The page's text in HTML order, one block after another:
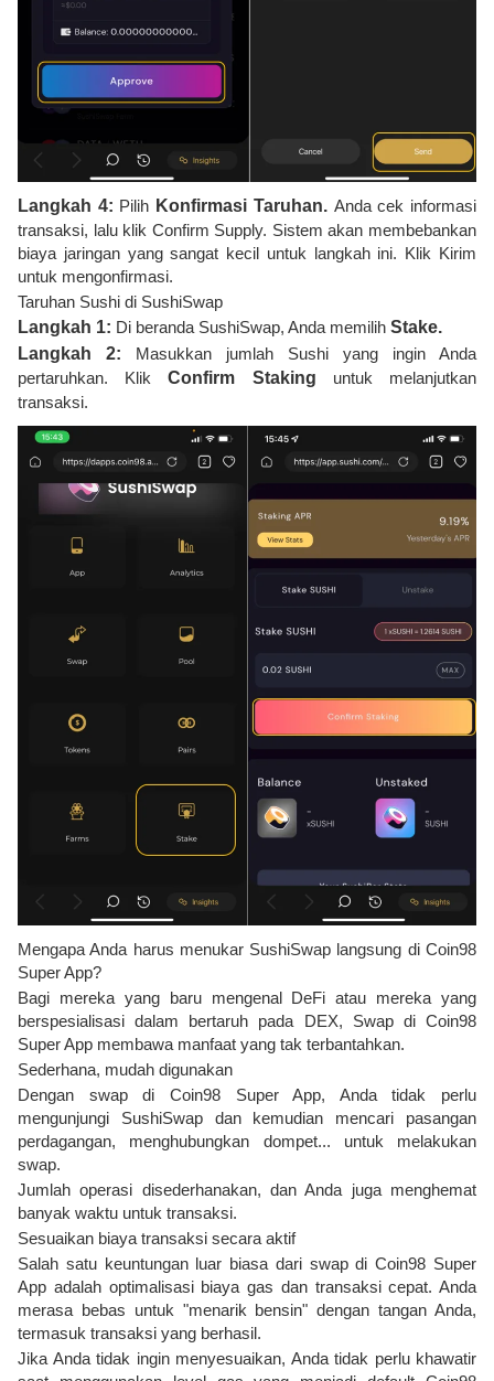
Langkah 4: Pilih Konfirmasi Taruhan. Anda cek informasi
transaksi, lalu klik Confirm Supply. Sistem akan membebankan
biaya jaringan yang sangat kecil untuk langkah ini. Klik Kirim
untuk mengonfirmasi.
Taruhan Sushi di SushiSwap
Langkah 1: Di beranda SushiSwap, Anda memilih Stake.
Langkah 2: Masukkan jumlah Sushi yang ingin Anda
pertaruhkan. KlikConfirm Staking untuk melanjutkan
transaksi.
Mengapa Anda harus menukar SushiSwap langsung di Coin98
Super App?
Bagi mereka yang baru mengenal DeFi atau mereka yang
berspesialisasi dalam bertaruh pada DEX, Swap di Coin98
Super App membawa manfaat yang tak terbantahkan.
Sederhana, mudah digunakan
Dengan swap di Coin98 Super App, Anda tidak perlu
mengunjungi SushiSwap dan kemudian mencari pasangan
perdagangan, menghubungkan dompet... untuk melakukan
swap.
Jumlah operasi disederhanakan, dan Anda juga menghemat
banyak waktu untuk transaksi.
Sesuaikan biaya transaksi secara aktif
Salah satu keuntungan luar biasa dari swap di Coin98 Super
App adalah optimalisasi biaya gas dan transaksi cepat. Anda
merasa bebas untuk "menarik bensin" dengan tangan Anda,
termasuk transaksi yang berhasil.
Jika Anda tidak ingin menyesuaikan, Anda tidak perlu khawatir